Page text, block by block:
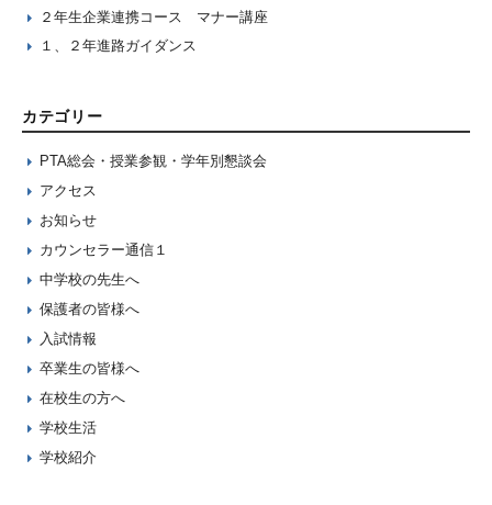
２年生企業連携コース マナー講座
１、２年進路ガイダンス
カテゴリー
PTA総会・授業参観・学年別懇談会
アクセス
お知らせ
カウンセラー通信１
中学校の先生へ
保護者の皆様へ
入試情報
卒業生の皆様へ
在校生の方へ
学校生活
学校紹介